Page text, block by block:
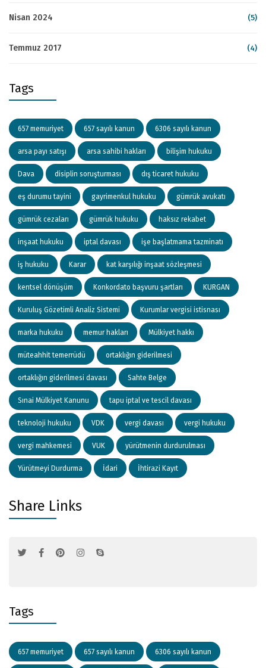
Nisan 2024 (5)
Temmuz 2017 (4)
Tags
657 memuriyet 657 sayılı kanun 6306 sayılı kanun
arsa payı satışı arsa sahibi hakları bilişim hukuku
Dava disiplin soruşturması dış ticaret hukuku
eş durumu tayini gayrimenkul hukuku gümrük avukatı
gümrük cezaları gümrük hukuku haksız rekabet
inşaat hukuku iptal davası işe başlatmama tazminatı
iş hukuku Karar kat karşılığı inşaat sözleşmesi
kentsel dönüşüm Konkordato başvuru şartları KURGAN
Kuruluş Gözetimli Analiz Sistemi Kurumlar vergisi istisnası
marka hukuku memur hakları Mülkiyet hakkı
müteahhit temerrüdü ortaklığın giderilmesi
ortaklığın giderilmesi davası Sahte Belge
Sınai Mülkiyet Kanunu tapu iptal ve tescil davası
teknoloji hukuku VDK vergi davası vergi hukuku
vergi mahkemesi VUK yürütmenin durdurulması
Yürütmeyi Durdurma İdari İhtirazi Kayıt
Share Links
Tags
657 memuriyet 657 sayılı kanun 6306 sayılı kanun